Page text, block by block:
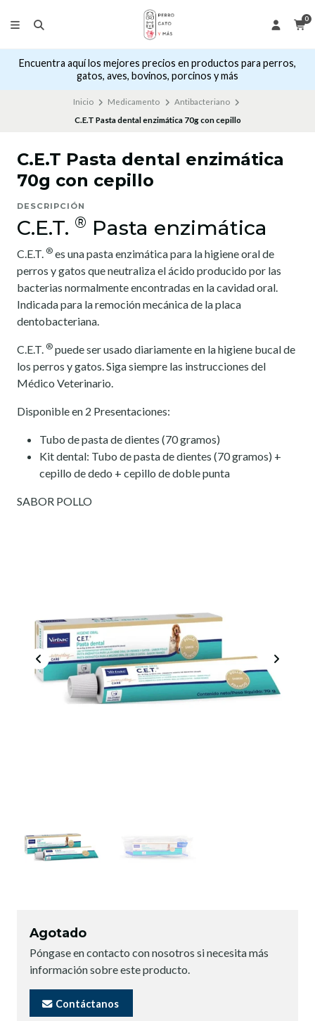
0
Encuentra aquí los mejores precios en productos para perros,
gatos, aves, bovinos, porcinos y más
Inicio Medicamento
Antibacteriano
C.E.T Pasta dental enzimática 70g con cepillo
C.E.T Pasta dental enzimática
70g con cepillo
DESCRIPCIÓN
C.E.T. ® Pasta enzimática
C.E.T. ® es una pasta enzimática para la higiene oral de
perros y gatos que neutraliza el ácido producido por las
bacterias normalmente encontradas en la cavidad oral.
Indicada para la remoción mecánica de la placa
dentobacteriana.
C.E.T. ® puede ser usado diariamente en la higiene bucal de
los perros y gatos. Siga siempre las instrucciones del
Médico Veterinario.
Disponible en 2 Presentaciones:
Tubo de pasta de dientes (70 gramos)
Kit dental: Tubo de pasta de dientes (70 gramos) +
cepillo de dedo + cepillo de doble punta
SABOR POLLO
Agotado
Póngase en contacto con nosotros si necesita más
información sobre este producto.
Contáctanos